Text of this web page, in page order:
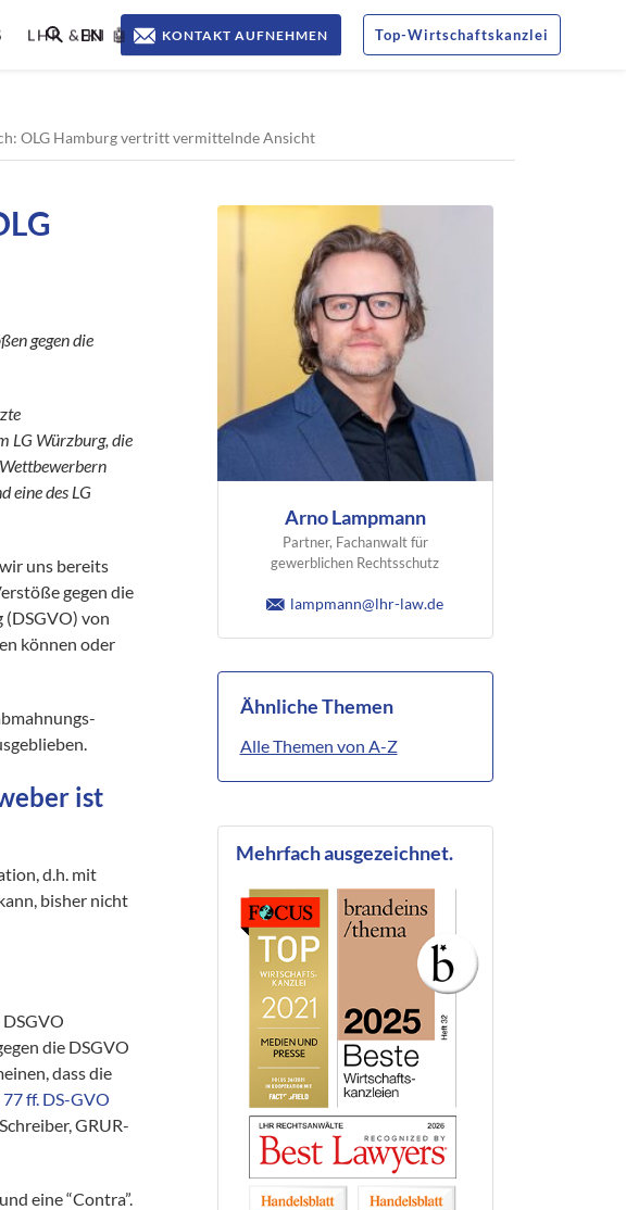
Top-Wirtschaftskanzlei
KONTAKT AUFNEHMEN
LHR & KI 🤖
EN
OLG Hamburg vertritt vermittelnde Ansicht
gegen die
LG Würzburg, die
eine des LG
uns bereits
gegen die
von
können oder
ist
d.h. mit
bisher nicht
die DSGVO
dass die
ff. DS-GVO
GRUR-
eine “Contra”.
Arno Lampmann
Partner, Fachanwalt für
gewerblichen Rechtsschutz
lampmann@lhr-law.de
Ähnliche Themen
Alle Themen von A-Z
Mehrfach ausgezeichnet.